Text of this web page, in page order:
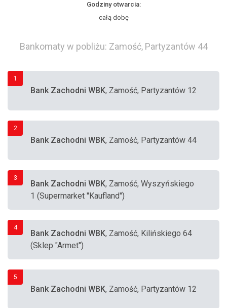
Godziny otwarcia:
całą dobę
Bankomaty w pobliżu: Zamość, Partyzantów 44
1
Bank Zachodni WBK, Zamość, Partyzantów 12
2
Bank Zachodni WBK, Zamość, Partyzantów 44
3
Bank Zachodni WBK, Zamość, Wyszyńskiego
1 (Supermarket "Kaufland")
4
Bank Zachodni WBK, Zamość, Kilińskiego 64
(Sklep "Armet")
5
Bank Zachodni WBK, Zamość, Partyzantów 12